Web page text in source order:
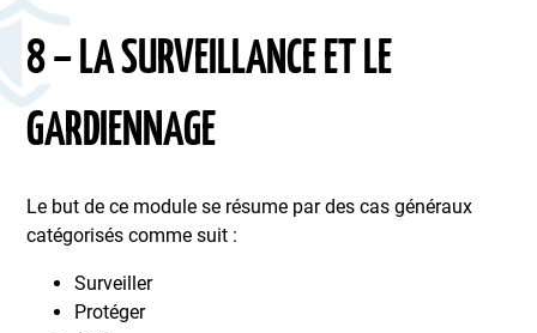
8 – LA SURVEILLANCE ET LE
GARDIENNAGE
Le but de ce module se résume par des cas généraux
catégorisés comme suit :
Surveiller
Protéger